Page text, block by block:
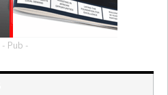
- Pub -